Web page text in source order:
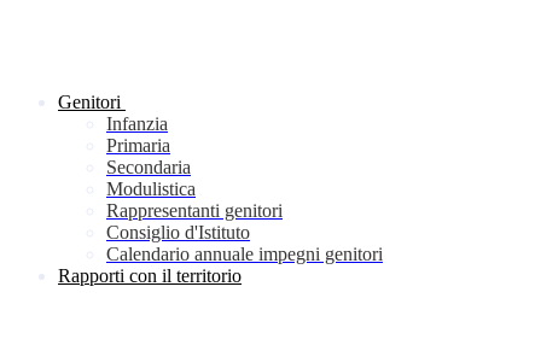
Genitori
Infanzia
Primaria
Secondaria
Modulistica
Rappresentanti genitori
Consiglio d'Istituto
Calendario annuale impegni genitori
Rapporti con il territorio